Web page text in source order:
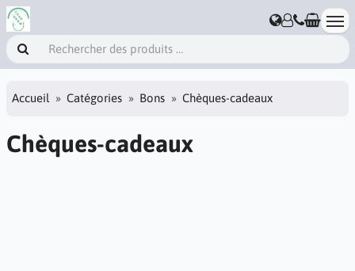
Accueil Catégories Bons Chèques-cadeaux
Chèques-cadeaux